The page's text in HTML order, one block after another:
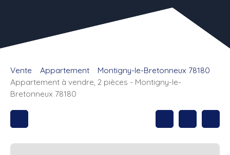
Vente Appartement
Montigny-le-Bretonneux 78180
Appartement à vendre, 2 pièces - Montigny-le-
Bretonneux 78180